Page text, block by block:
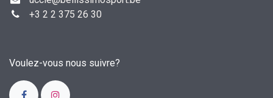
+3 2 2 375 26 30
Voulez-vous nous suivre?